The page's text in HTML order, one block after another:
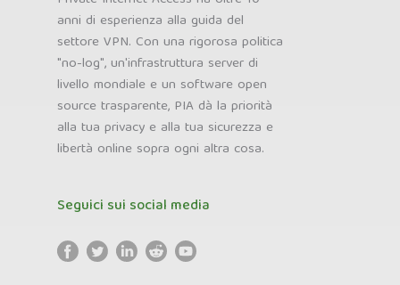
anni di esperienza alla guida del
settore VPN. Con una rigorosa politica
"no-log", un'infrastruttura server di
livello mondiale e un software open
source trasparente, PIA dà la priorità
alla tua privacy e alla tua sicurezza e
libertà online sopra ogni altra cosa.
Seguici sui social media